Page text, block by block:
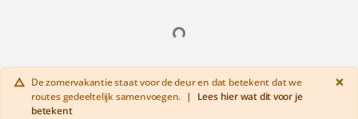
warning De zomervakantie staat voor de deur en dat betekent dat we
routes gedeeltelijk samenvoegen. |
Lees hier wat dit voor je
betekent
×